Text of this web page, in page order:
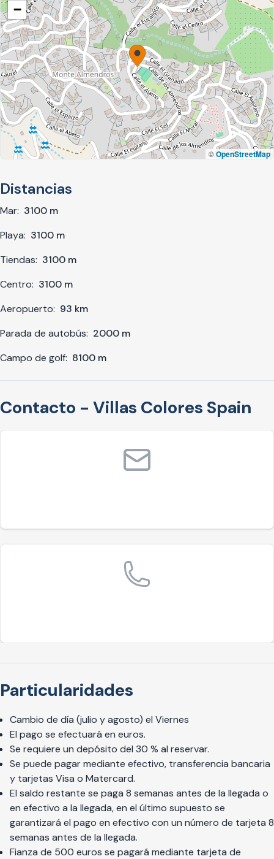
−
©OpenStreetMap
Distancias
Mar: 3100 m
Playa: 3100 m
Tiendas: 3100 m
Centro: 3100 m
Aeropuerto: 93 km
Parada de autobús: 2000 m
Campo de golf: 8100 m
Contacto - Villas Colores Spain
Particularidades
Cambio de día (julio y agosto) el Viernes
El pago se efectuará en euros.
Se requiere un depósito del 30 % al reservar.
Se puede pagar mediante efectivo, transferencia bancaria
y tarjetas Visa o Matercard.
El saldo restante se paga 8 semanas antes de la llegada o
en efectivo a la llegada, en el último supuesto se
garantizará el pago en efectivo con un número de tarjeta 8
semanas antes de la llegada.
Fianza de 500 euros se pagará mediante tarjeta de